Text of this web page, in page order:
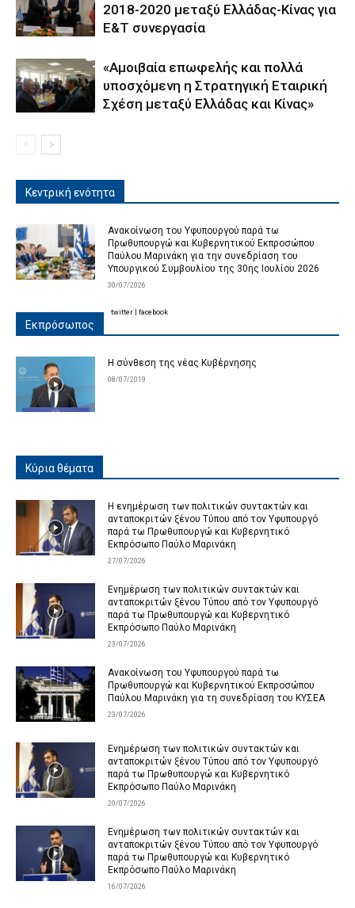
2018-2020 μεταξύ Ελλάδας-Κίνας για
Ε&Τ συνεργασία
«Αμοιβαία επωφελής και πολλά
υποσχόμενη η Στρατηγική Εταιρική
Σχέση μεταξύ Ελλάδας και Κίνας»
Κεντρική ενότητα
Ανακοίνωση του Υφυπουργού παρά τω
Πρωθυπουργώ και Κυβερνητικού Εκπροσώπου
Παύλου Μαρινάκη για την συνεδρίαση του
Υπουργικού Συμβουλίου της 30ης Ιουλίου 2026
30/07/2026
Εκπρόσωπος
Η σύνθεση της νέας Κυβέρνησης
08/07/2019
twitter facebook
Κύρια θέματα
Η ενημέρωση των πολιτικών συντακτών και
ανταποκριτών ξένου Τύπου από τον Υφυπουργό
παρά τω Πρωθυπουργώ και Κυβερνητικό
Εκπρόσωπο Παύλο Μαρινάκη
27/07/2026
Ενημέρωση των πολιτικών συντακτών και
ανταποκριτών ξένου Τύπου από τον Υφυπουργό
παρά τω Πρωθυπουργώ και Κυβερνητικό
Εκπρόσωπο Παύλο Μαρινάκη
23/07/2026
Ανακοίνωση του Υφυπουργού παρά τω
Πρωθυπουργώ και Κυβερνητικού Εκπροσώπου
Παύλου Μαρινάκη για τη συνεδρίαση του ΚΥΣΕΑ
23/07/2026
Ενημέρωση των πολιτικών συντακτών και
ανταποκριτών ξένου Τύπου από τον Υφυπουργό
παρά τω Πρωθυπουργώ και Κυβερνητικό
Εκπρόσωπο Παύλο Μαρινάκη
20/07/2026
Ενημέρωση των πολιτικών συντακτών και
ανταποκριτών ξένου Τύπου από τον Υφυπουργό
παρά τω Πρωθυπουργώ και Κυβερνητικό
Εκπρόσωπο Παύλο Μαρινάκη
16/07/2026